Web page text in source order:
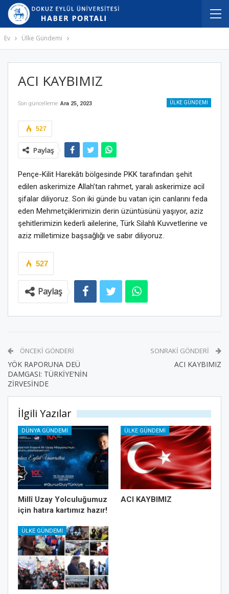
Ev Ülke Gündemi
ACI KAYBIMIZ
ÜLKE GÜNDEMI
Son güncelleme Ara 25, 2023
527
Paylaş
Pençe-Kilit Harekâtı bölgesinde PKK tarafından şehit
edilen askerimize Allah’tan rahmet, yaralı askerimize acil
şifalar diliyoruz. Son iki günde bu vatan için canlarını feda
eden Mehmetçiklerimizin derin üzüntüsünü yaşıyor, aziz
şehitlerimizin kederli ailelerine, Türk Silahlı Kuvvetlerine ve
aziz milletimize başsağlığı ve sabır diliyoruz.
527
Paylaş
ÖNCEKI GÖNDERI
YÖK RAPORUNA DEÜ
DAMGASI: TÜRKİYE’NİN
ZİRVESİNDE
SONRAKI GÖNDERI
ACI KAYBIMIZ
İlgili Yazılar
DÜNYA GÜNDEMI
Millî Uzay Yolculuğumuz
için hatıra kartımız hazır!
ÜLKE GÜNDEMI
ACI KAYBIMIZ
ÜLKE GÜNDEMI